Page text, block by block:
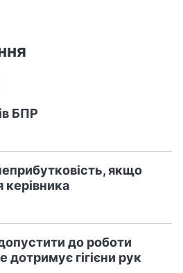
БПР
якщо
керівника
до роботи
дотримує гігієни рук